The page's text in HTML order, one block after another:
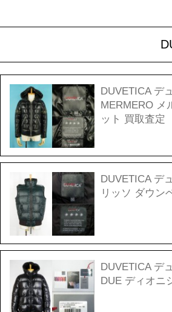
DUVETICA デ
MERMERO メ
ット 買取査定
DUVETICA デ
リッソ ダウン
DUVETICA デ
DUE ディオニ